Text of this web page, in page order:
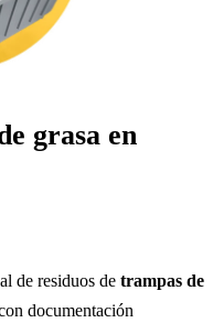
grasa en
de residuos de trampas de
documentación